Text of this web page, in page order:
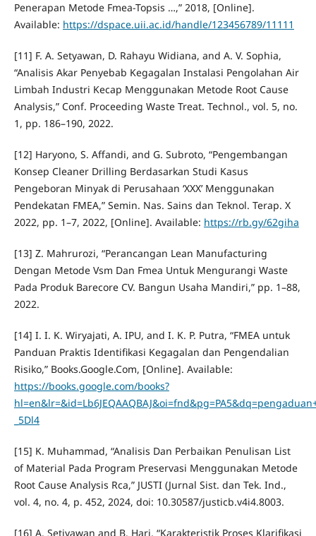
Penerapan Metode Fmea-Topsis …,” 2018, [Online].
Available: https://dspace.uii.ac.id/handle/123456789/11111
[11] F. A. Setyawan, D. Rahayu Widiana, and A. V. Sophia,
“Analisis Akar Penyebab Kegagalan Instalasi Pengolahan Air
Limbah Industri Kecap Menggunakan Metode Root Cause
Analysis,” Conf. Proceeding Waste Treat. Technol., vol. 5, no.
1, pp. 186–190, 2022.
[12] Haryono, S. Affandi, and G. Subroto, “Pengembangan
Konsep Cleaner Drilling Berdasarkan Studi Kasus
Pengeboran Minyak di Perusahaan ‘XXX’ Menggunakan
Pendekatan FMEA,” Semin. Nas. Sains dan Teknol. Terap. X
2022, pp. 1–7, 2022, [Online]. Available: https://rb.gy/62giha
[13] Z. Mahrurozi, “Perancangan Lean Manufacturing
Dengan Metode Vsm Dan Fmea Untuk Mengurangi Waste
Pada Produk Barecore CV. Bangun Usaha Mandiri,” pp. 1–88,
2022.
[14] I. I. K. Wiryajati, A. IPU, and I. K. P. Putra, “FMEA untuk
Panduan Praktis Identifikasi Kegagalan dan Pengendalian
Risiko,” Books.Google.Com, [Online]. Available:
https://books.google.com/books?
_5Dl4
[15] K. Muhammad, “Analisis Dan Perbaikan Penulisan List
of Material Pada Program Preservasi Menggunakan Metode
Root Cause Analysis Rca,” JUSTI (Jurnal Sist. dan Tek. Ind.,
vol. 4, no. 4, p. 452, 2024, doi: 10.30587/justicb.v4i4.8003.
[16] A. Setiyawan and B. Hari, “Karakteristik Proses Klarifikasi